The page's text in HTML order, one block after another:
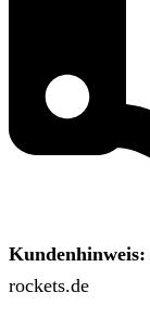
Kundenhinweis:
rockets.de